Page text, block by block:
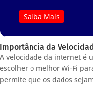
Saiba Mais
Importância da
A velocidade da internet é
escolher o melhor Wi-Fi
permite que os dados